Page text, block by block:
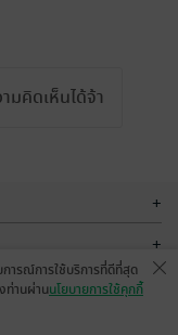
มคิดเห็นได้จ้า
+
+
ารณ์การใช้บริการที่ดีที่สุด
ท่านผ่านนโยบายการใช้คุกกี้